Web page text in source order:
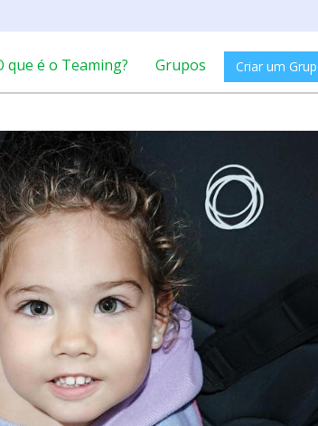
que é o Teaming? Grupos Criar um